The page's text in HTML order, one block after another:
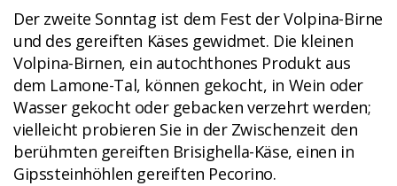
Der zweite Sonntag ist dem Fest der Volpina-Birne
und des gereiften Käses gewidmet. Die kleinen
Volpina-Birnen, ein autochthones Produkt aus
dem Lamone-Tal, können gekocht, in Wein oder
Wasser gekocht oder gebacken verzehrt werden;
vielleicht probieren Sie in der Zwischenzeit den
berühmten gereiften Brisighella-Käse, einen in
Gipssteinhöhlen gereiften Pecorino.